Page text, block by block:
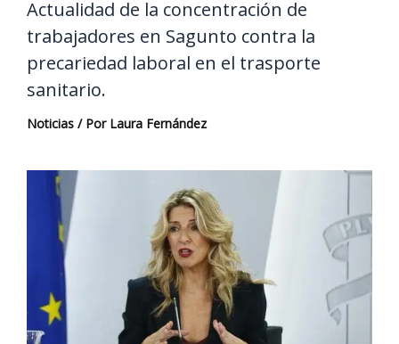
Actualidad de la concentración de
trabajadores en Sagunto contra la
precariedad laboral en el trasporte
sanitario.
Noticias / Por Laura Fernández